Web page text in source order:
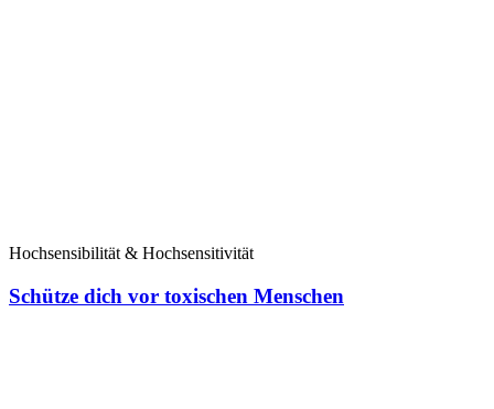
Hochsensibilität & Hochsensitivität
Schütze dich vor toxischen Menschen